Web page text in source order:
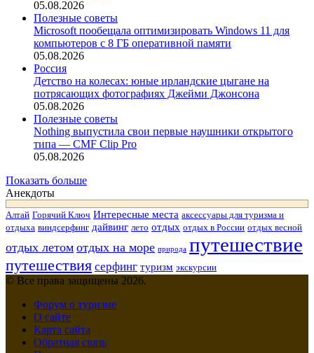
05.08.2026
Полезные советы
Microsoft пообещала оптимизировать Windows 11 для
компьютеров с 8 ГБ оперативной памяти
05.08.2026
Россия
Детство на колесах: юные ирландские цыгане на
потрясающих фотографиях Джейми Джонсона
05.08.2026
Полезные советы
Nothing выпустила свои первые наушники открытого
типа — CMF Clip Pro
05.08.2026
Показать больше
Анекдоты
Алтай Горячий Ключ Интересные места аксессуары для туризма и
отдыха виндсерфинг дайвинг лето отдых отдых в России отдых весной
отдых летом отдых на море природа путешествие
путешествия серфинг туризм экскурсии
© Все права защищены 2026.
Форум о туризме
О сайте
Карта сайта
Обратная связь